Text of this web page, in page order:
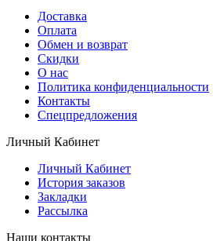
Доставка
Оплата
Обмен и возврат
Скидки
О нас
Политика конфиденциальности
Контакты
Спецпредложения
Личный Кабинет
Личный Кабинет
История заказов
Закладки
Рассылка
Наши контакты